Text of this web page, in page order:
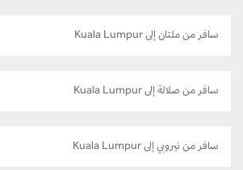
سافر من ملتان إلى Kuala Lumpur
سافر من صلالة إلى Kuala Lumpur
سافر من نيروبي إلى Kuala Lumpur